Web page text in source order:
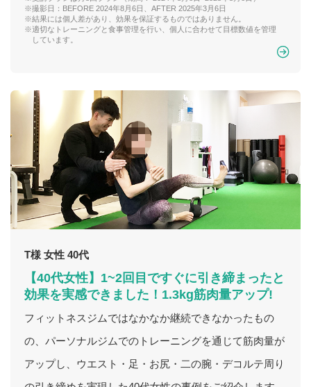
※撮影日：BEFORE 2024年8月6日、AFTER 2025年3月6日
※結果には個人差があり、効果を保証するものではありません。
※適切なトレーニングと食事管理を行い、個人に合わせて目標数値を管理
しています。
T様 女性 40代
【40代女性】1~2回目ですぐに引き締まったと
効果を実感できました！1.3kg筋肉量アップ!
フィットネスジムではなかなか継続できなかったもの
の、パーソナルジムでのトレーニングを通じて筋肉量が
アップし、ウエスト・足・お尻・二の腕・デコルテ周り